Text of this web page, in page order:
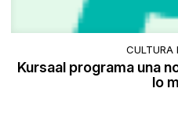
CULTURA
Kursaal programa una
lo